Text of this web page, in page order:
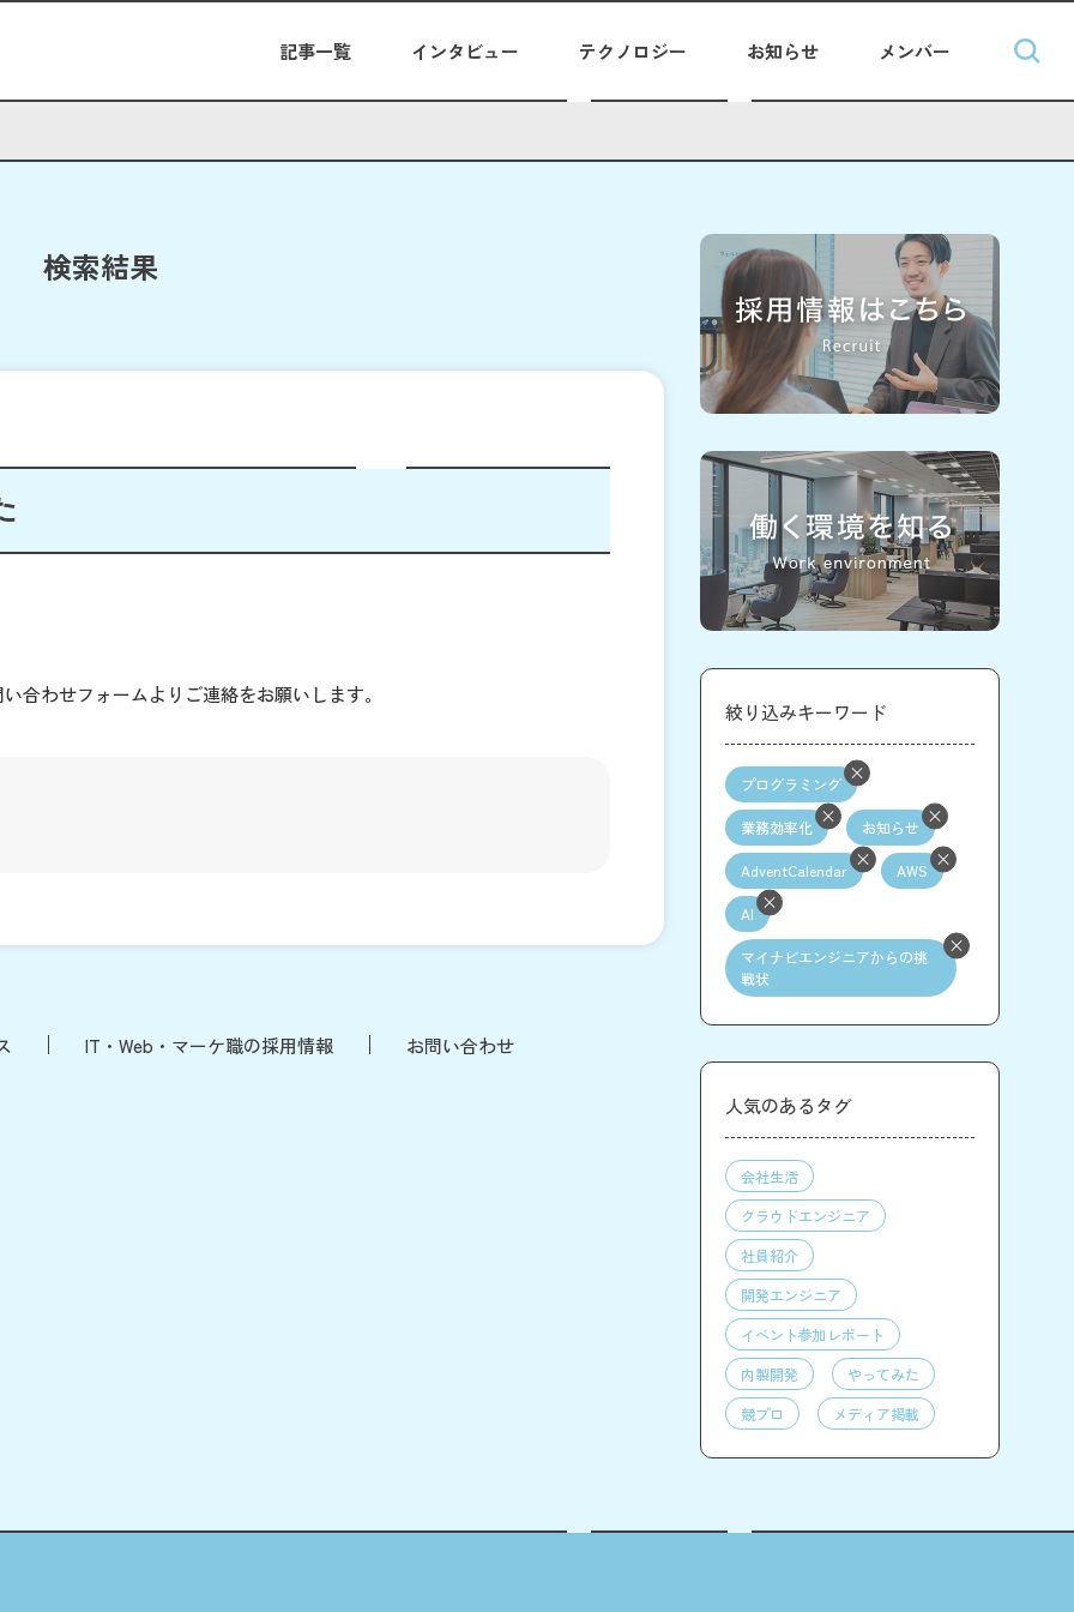
記事一覧 インタビュー テクノロジー お知らせ メンバー
検索結果
合わせフォームよりご連絡をお願いします。
IT・Web・マーケ職の採用情報 お問い合わせ
絞り込みキーワード
プログラミング
業務効率化 お知らせ
AdventCalendar AWS
AI
マイナビエンジニアからの挑
戦状
人気のあるタグ
会社生活
クラウドエンジニア
社員紹介
開発エンジニア
イベント参加レポート
内製開発
やってみた
競プロ
メディア掲載